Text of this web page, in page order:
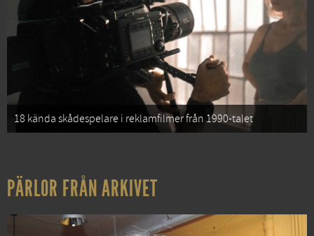
18 kända skådespelare i reklamfilmer från 1990-talet
PÄRLOR FRÅN ARKIVET